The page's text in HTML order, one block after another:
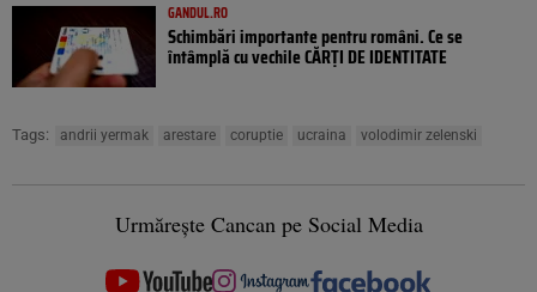
GANDUL.RO
Schimbări importante pentru români. Ce se
întâmplă cu vechile CĂRȚI DE IDENTITATE
Tags: andrii yermak arestare coruptie ucraina volodimir zelenski
Urmărește Cancan pe Social Media